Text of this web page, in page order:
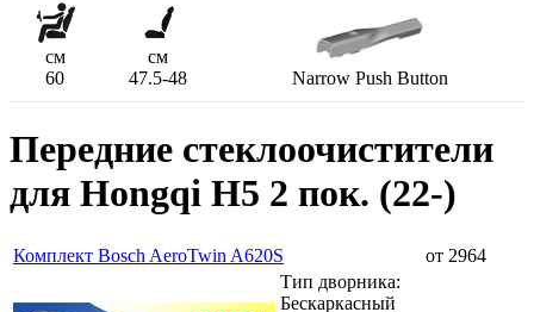
см
см
60
47.5-48 Narrow Push Button
Передние стеклоочистители
для Hongqi H5 2 пок. (22-)
Комплект Bosch AeroTwin A620S
от 2964
Тип дворника:
Бескаркасный